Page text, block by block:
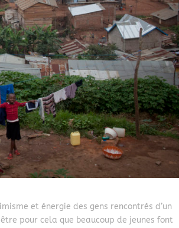
et énergie des gens rencontrés d’un
pour cela que beaucoup de jeunes font